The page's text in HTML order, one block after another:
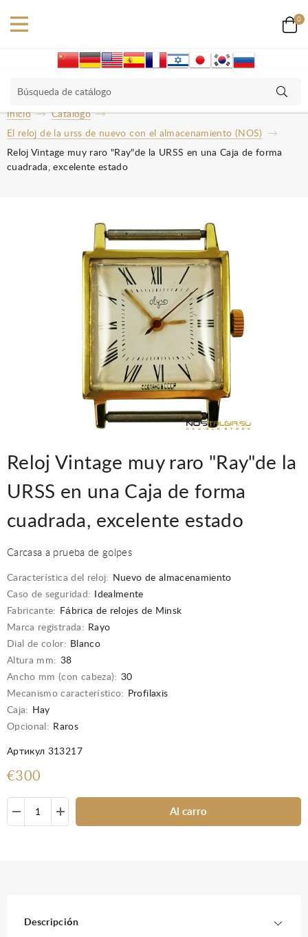
0
Inicio
Catalogo
El reloj de la urss de nuevo con el almacenamiento (NOS)
Reloj Vintage muy raro "Ray"de la URSS en una Caja de forma
cuadrada, excelente estado
Reloj Vintage muy raro "Ray"de la
URSS en una Caja de forma
cuadrada, excelente estado
Carcasa a prueba de golpes
Característica del reloj:
Nuevo de almacenamiento
Caso de seguridad:
Idealmente
Fabricante:
Fábrica de relojes de Minsk
Marca registrada: Rayo
Dial de color: Blanco
Altura mm: 38
Ancho mm (con cabeza): 30
Mecanismo característico:
Profilaxis
Caja:
Hay
Opcional: Raros
Артикул 313217
€300
Al carro
Descripción